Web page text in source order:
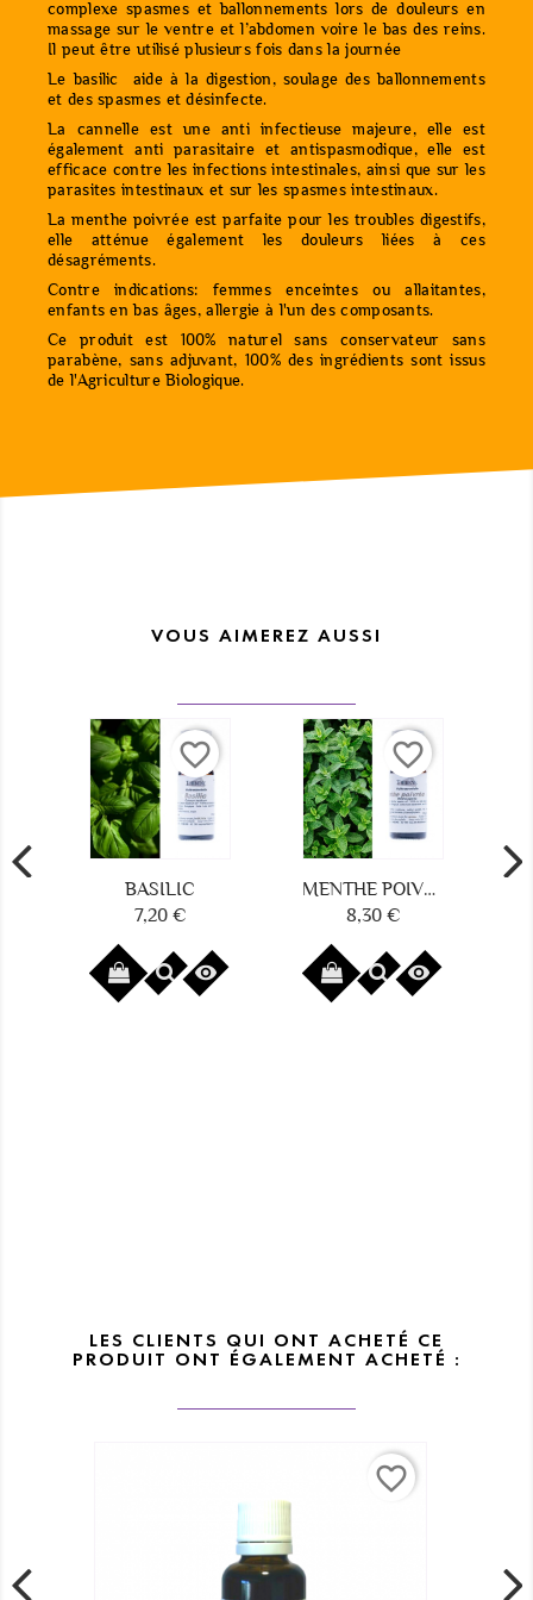
complexe spasmes et ballonnements lors de douleurs en
massage sur le ventre et l’abdomen voire le bas des reins.
Il peut être utilisé plusieurs fois dans la journée
Le basilic aide à la digestion, soulage des ballonnements
et des spasmes et désinfecte.
La cannelle est une anti infectieuse majeure, elle est
également anti parasitaire et antispasmodique, elle est
efficace contre les infections intestinales, ainsi que sur les
parasites intestinaux et sur les spasmes intestinaux.
La menthe poivrée est parfaite pour les troubles digestifs,
elle atténue également les douleurs liées à ces
désagréments.
Contre indications: femmes enceintes ou allaitantes,
enfants en bas âges, allergie à l'un des composants.
Ce produit est 100% naturel sans conservateur sans
parabène, sans adjuvant, 100% des ingrédients sont issus
de l'Agriculture Biologique.
VOUS AIMEREZ AUSSI
BASILIC
Prix
7,20 €

favorite_border
MENTHE POIVRÉE
Prix
8,30 €

favorite_border
LES CLIENTS QUI ONT ACHETÉ CE
PRODUIT ONT ÉGALEMENT ACHETÉ :